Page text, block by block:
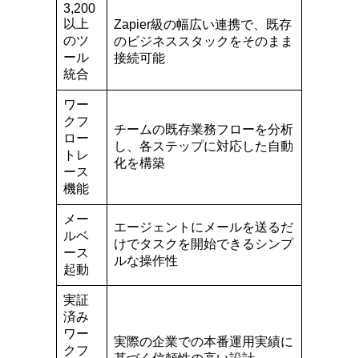
3,200
以上
のツ
ール
統合
Zapier級の幅広い連携で、既存
のビジネススタックをそのまま
接続可能
ワー
クフ
ロー
トレ
ース
機能
チームの既存業務フローを分析
し、各ステップに対応した自動
化を構築
メー
ルベ
ース
起動
エージェントにメールを送るだ
けでタスクを開始できるシンプ
ルな操作性
実証
済み
ワー
クフ
実際の企業での本番運用実績に